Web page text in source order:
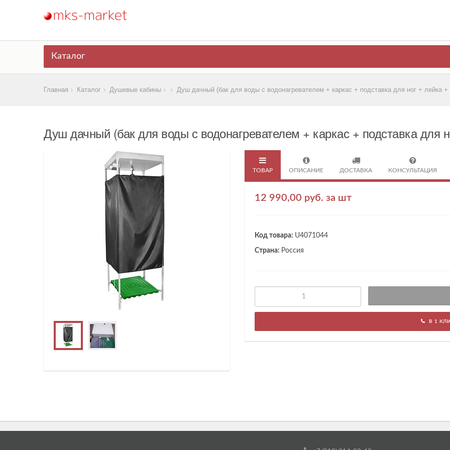
Каталог
Главная Каталог Душевые кабины Душ дачный (бак для воды с водонагревателем + каркас + подставка для ног + лейка +
Душ дачный (бак для воды с водонагревателем + каркас + подставка для
ТОВАР ОПИСАНИЕ ДОСТАВКА КОНСУЛЬТАЦИЯ
12 990,00 руб. за шт
Код товара: U4071044
Страна: Россия
В 1